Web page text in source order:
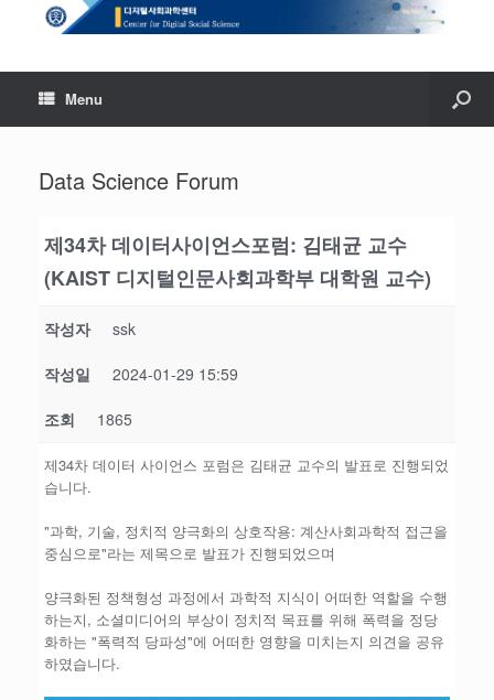
Menu
Data Science Forum
제34차 데이터사이언스포럼: 김태균 교수
(KAIST 디지털인문사회과학부 대학원 교수)
작성자 ssk
작성일 2024-01-29 15:59
조회 1865
제34차 데이터 사이언스 포럼은 김태균 교수의 발표로 진행되었
습니다.
"과학, 기술, 정치적 양극화의 상호작용: 계산사회과학적 접근을
중심으로"라는 제목으로 발표가 진행되었으며
양극화된 정책형성 과정에서 과학적 지식이 어떠한 역할을 수행
하는지, 소셜미디어의 부상이 정치적 목표를 위해 폭력을 정당
화하는 "폭력적 당파성"에 어떠한 영향을 미치는지 의견을 공유
하였습니다.